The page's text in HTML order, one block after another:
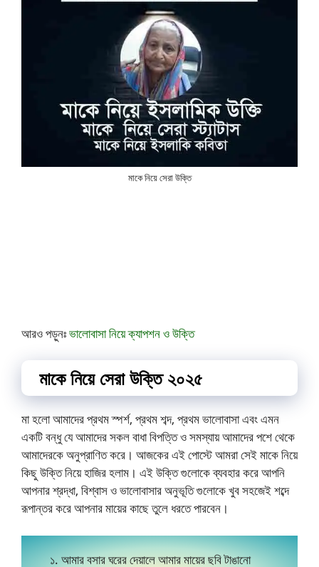
মাকে নিয়ে সেরা উক্তি
আরও পড়ুনঃভালোবাসা নিয়ে ক্যাপশন ও উক্তি
মাকে নিয়ে সেরা উক্তি ২০২৫
মা হলো আমাদের প্রথম স্পর্শ, প্রথম শব্দ, প্রথম ভালোবাসা এবং এমন
একটি বন্ধু যে আমাদের সকল বাধা বিপত্তি ও সমস্যায় আমাদের পশে থেকে
আমাদেরকে অনুপ্রাণিত করে। আজকের এই পোস্টে আমরা সেই মাকে নিয়ে
কিছু উক্তি নিয়ে হাজির হলাম। এই উক্তি গুলোকে ব্যবহার করে আপনি
আপনার শ্রদ্ধা, বিশ্বাস ও ভালোবাসার অনুভূতি গুলোকে খুব সহজেই শব্দে
রূপান্তর করে আপনার মায়ের কাছে তুলে ধরতে পারবেন।
১. আমার বসার ঘরের দেয়ালে আমার মায়ের ছবি টাঙানো